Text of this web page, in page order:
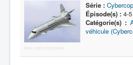
Toku-Critiques
Séries
Films
COSAA
Série : Cybercop
Épisode(s) :4-5
Catégorie(s) :
véhicule
More Joomla Extensions